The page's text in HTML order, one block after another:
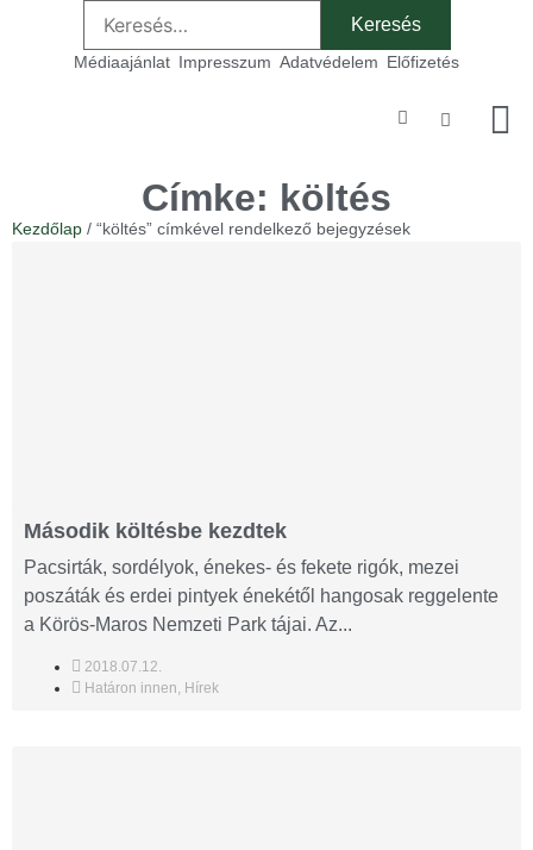
Médiaajánlat Impresszum Adatvédelem Előfizetés
Címke: költés
Kezdőlap / “költés” címkével rendelkező bejegyzések
Második költésbe kezdtek
Pacsirták, sordélyok, énekes- és fekete rigók, mezei
poszáták és erdei pintyek énekétől hangosak reggelente
a Körös-Maros Nemzeti Park tájai. Az...
2018.07.12.
Határon innen, Hírek